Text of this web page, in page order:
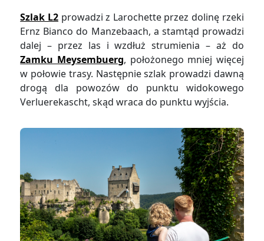
Szlak L2 prowadzi z Larochette przez dolinę rzeki
Ernz Bianco do Manzebaach, a stamtąd prowadzi
dalej – przez las i wzdłuż strumienia – aż do
Zamku Meysembuerg, położonego mniej więcej
w połowie trasy. Następnie szlak prowadzi dawną
drogą dla powozów do punktu widokowego
Verluerekascht, skąd wraca do punktu wyjścia.